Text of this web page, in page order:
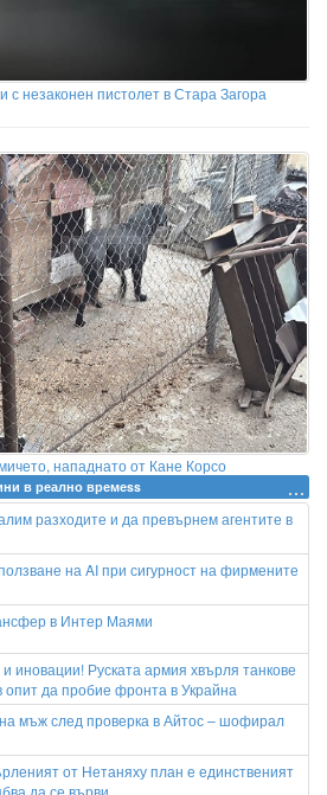
незаконен пистолет в Стара Загора
нападнато от Кане Корсо
в реално времеss
разходите и да превърнем агентите в
на AI при сигурност на фирмените
в Интер Маями
иновации! Руската армия хвърля танкове
опит да пробие фронта в Украйна
мъж след проверка в Айтос – шофирал
от Нетаняху план е единственият
да се върви